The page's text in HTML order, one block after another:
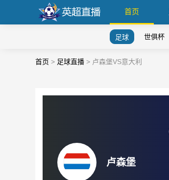
首页
足球 世俱杯
首页 > 足球直播 > 卢森堡VS意大利
卢森堡